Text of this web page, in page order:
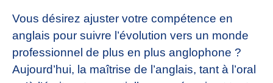
Vous désirez ajuster votre compétence en
anglais pour suivre l’évolution vers un monde
professionnel de plus en plus anglophone ?
Aujourd’hui, la maîtrise de l’anglais, tant à l’oral